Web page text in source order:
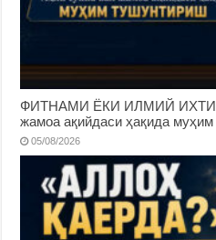
ФИТНАМИ ЁКИ ИЛМИЙ
жамоа ақийдаси ҳақида
05/08/2026